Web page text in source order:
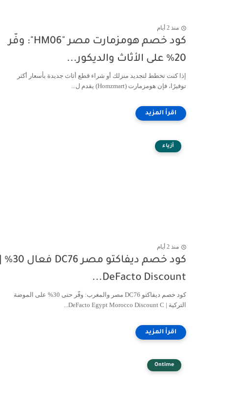
منذ 2 أيام
كود خصم هومزمارت مصر "HM06": وفّر
20% على الأثاث والديكور...
إذا كنت تخطط لتجديد منزلك أو شراء قطع أثاث جديدة بأسعار أكثر
توفيرًا، فإن هومزمارت (Homzmart) يقدم ل...
أزياء
منذ 2 أيام
كود خصم ديفاكتو مصر DC76 فعال 30% |
DeFacto Discount...
كود خصم ديفاكتو DC76 مصر والمغرب: وفّر حتى 30% على الموضة
التركية | DeFacto Egypt Morocco Discount C...
Ontime